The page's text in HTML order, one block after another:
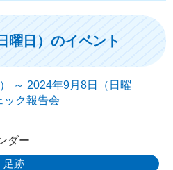
曜日）のイベント
～ 2024年9月8日（日曜
ック報告会
ダー
足跡